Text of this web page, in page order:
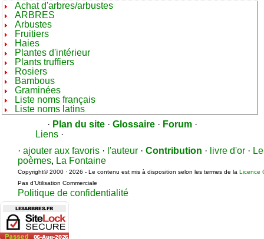
Achat d'arbres/arbustes
ARBRES
Arbustes
Fruitiers
Haies
Plantes d'intérieur
Plants truffiers
Rosiers
Bambous
Graminées
Liste noms français
Liste noms latins
· Plan du site · Glossaire · Forum ·
Liens ·
· ajouter aux favoris · l'auteur · Contribution · livre d'or ·
poèmes, La Fontaine
Copyright© 2000 · 2026 - Le contenu est mis à disposition selon les termes de la Licence
Pas d’Utilisation Commerciale
Politique de confidentialité